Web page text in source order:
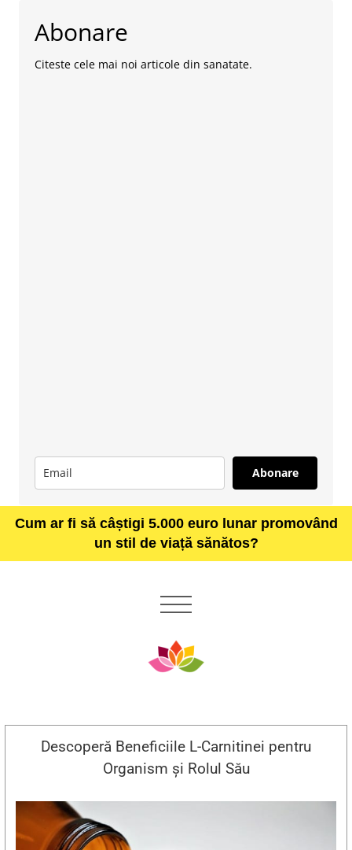
Abonare
Citeste cele mai noi articole din sanatate.
Abonare
Cum ar fi să câștigi 5.000 euro lunar promovând
un stil de viață sănătos?
Descoperă Beneficiile L-Carnitinei pentru
Organism și Rolul Său